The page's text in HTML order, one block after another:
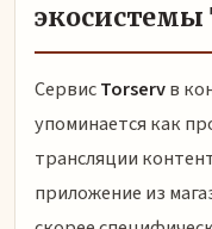
экосистемы
СервисTorservв
упоминается как
трансляции
приложение из